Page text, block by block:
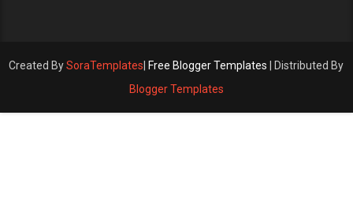
Created BySoraTemplates Free Blogger Templates | Distributed By
Blogger Templates